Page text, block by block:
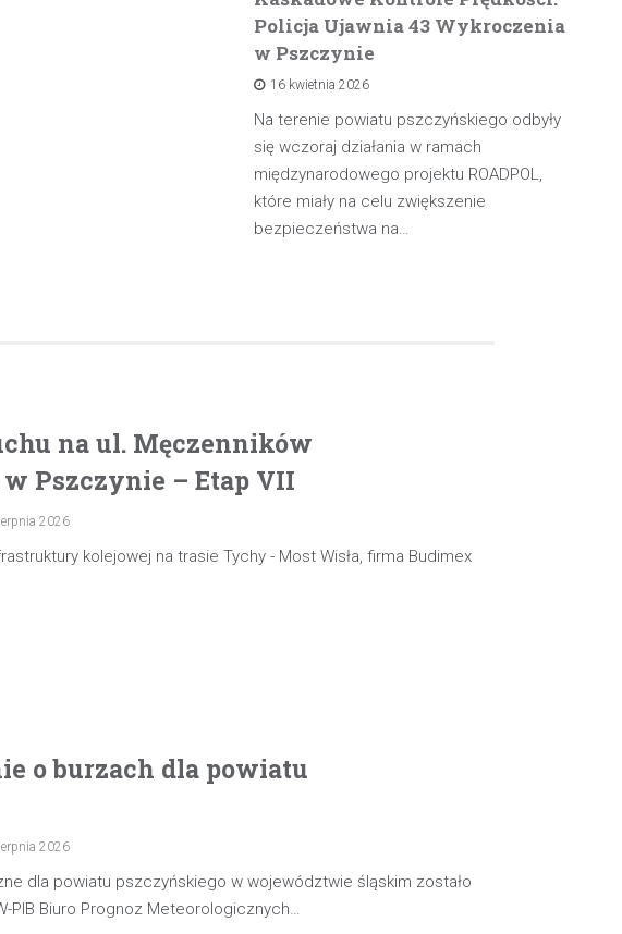
Policja Ujawnia 43 Wykroczenia
w Pszczynie
16 kwietnia 2026
Na terenie powiatu pszczyńskiego odbyły
się wczoraj działania w ramach
międzynarodowego projektu ROADPOL,
które miały na celu zwiększenie
bezpieczeństwa na…
na ul. Męczenników
Pszczynie – Etap VII
2026
kolejowej na trasie Tychy - Most Wisła, firma Budimex
o burzach dla powiatu
2026
dla powiatu pszczyńskiego w województwie śląskim zostało
PIB Biuro Prognoz Meteorologicznych…